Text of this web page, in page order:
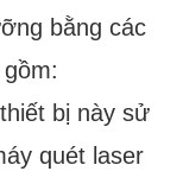
bằng các
bị này sử
quét laser